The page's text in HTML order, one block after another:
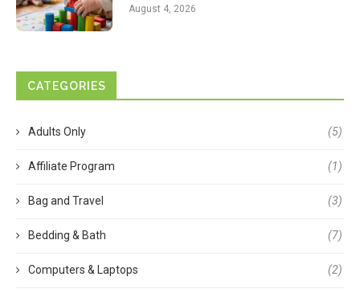
August 4, 2026
CATEGORIES
Adults Only (5)
Affiliate Program (1)
Bag and Travel (3)
Bedding & Bath (7)
Computers & Laptops (2)